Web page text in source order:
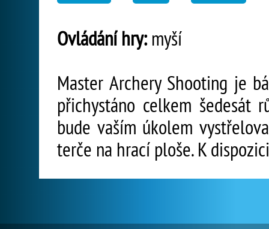
Ovládání hry:myší
Master Archery Shooting je
přichystáno celkem šedesát
bude vaším úkolem
terče na hrací ploše. K